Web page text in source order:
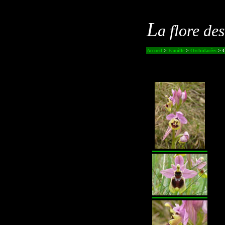
La flore
Accueil > Famille> Orchidacées>